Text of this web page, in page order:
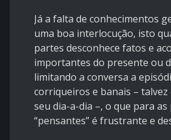
Já a falta de conhecimentos
uma boa interlocução, isto
partes desconhece fatos e
importantes do presente ou
limitando a conversa a
corriqueiros e banais – talvez
seu dia-a-dia –, o que para as
“pensantes” é frustrante e